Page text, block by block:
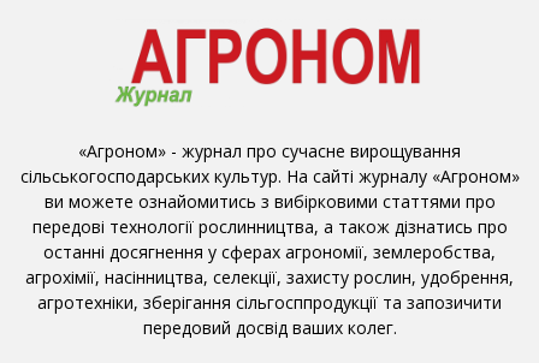
«Агроном» - журнал про сучасне вирощування
сільськогосподарських культур. На сайті журналу «Агроном»
ви можете ознайомитись з вибірковими статтями про
передові технології рослинництва, а також дізнатись про
останні досягнення у сферах агрономії, землеробства,
агрохімії, насінництва, селекції, захисту рослин, удобрення,
агротехніки, зберігання сільгосппродукції та запозичити
передовий досвід ваших колег.